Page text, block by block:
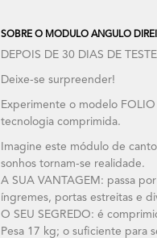
SOBRE O MODULO ANGULO
DEPOIS DE 30 DIAS DE
Deixe-se surpreender!
Experimente o modelo
tecnologia comprimida.
Imagine este módulo de
sonhos tornam-se realidade.
A SUA VANTAGEM: passa
íngremes, portas estreitas e
O SEU SEGREDO: é
Pesa 17 kg; o suficiente para